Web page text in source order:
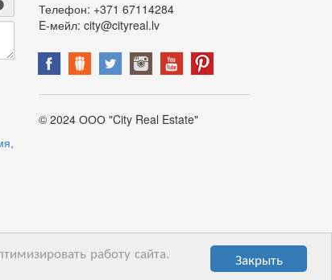
Закрыть
работу сайта.
Телефон: +371 67114284
E-мейл: city@cityreal.lv
© 2024 ООО "City Real Estate"